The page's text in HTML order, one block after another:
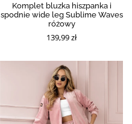
Komplet bluzka hiszpanka i
spodnie wide leg Sublime Waves
różowy
139,99 zł